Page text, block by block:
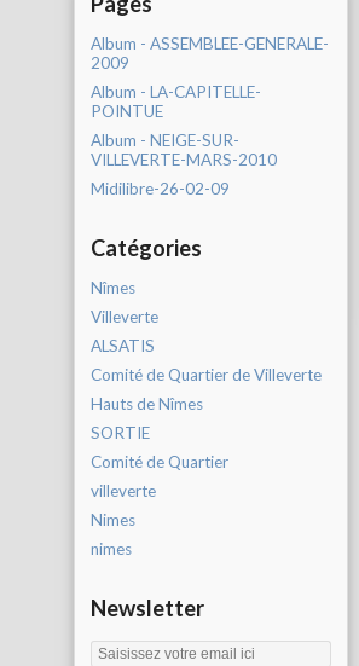
Album - ASSEMBLEE-GENERALE-
2009
Album - LA-CAPITELLE-
POINTUE
Album - NEIGE-SUR-
VILLEVERTE-MARS-2010
Midilibre-26-02-09
Catégories
Nîmes
Villeverte
ALSATIS
Comité de Quartier de Villeverte
Hauts de Nîmes
SORTIE
Comité de Quartier
villeverte
Nimes
nimes
Newsletter